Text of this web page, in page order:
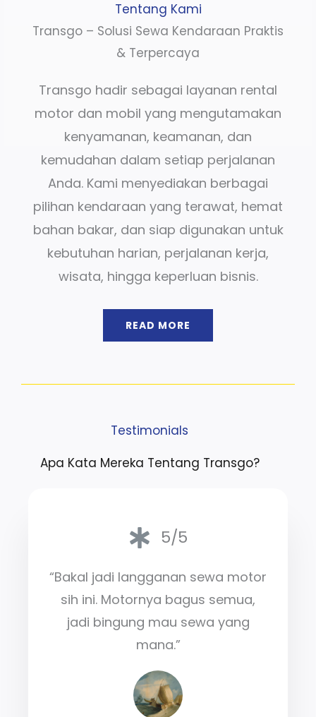
Tentang Kami
Transgo – Solusi Sewa Kendaraan Praktis
& Terpercaya
Transgo hadir sebagai layanan rental
motor dan mobil yang mengutamakan
kenyamanan, keamanan, dan
kemudahan dalam setiap perjalanan
Anda. Kami menyediakan berbagai
pilihan kendaraan yang terawat, hemat
bahan bakar, dan siap digunakan untuk
kebutuhan harian, perjalanan kerja,
wisata, hingga keperluan bisnis.
READ MORE
Testimonials
Apa Kata Mereka Tentang Transgo?
5/5
“Bakal jadi langganan sewa motor
sih ini. Motornya bagus semua,
jadi bingung mau sewa yang
mana.”